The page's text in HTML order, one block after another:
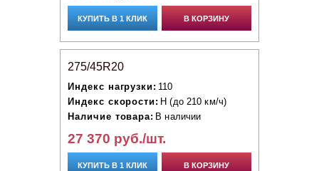
КУПИТЬ В 1 КЛИК В КОРЗИНУ
275/45R20
Индекс нагрузки: 110
Индекс скорости: H (до 210 км/ч)
Наличие товара: В наличии
27 370 руб./шт.
КУПИТЬ В 1 КЛИК В КОРЗИНУ